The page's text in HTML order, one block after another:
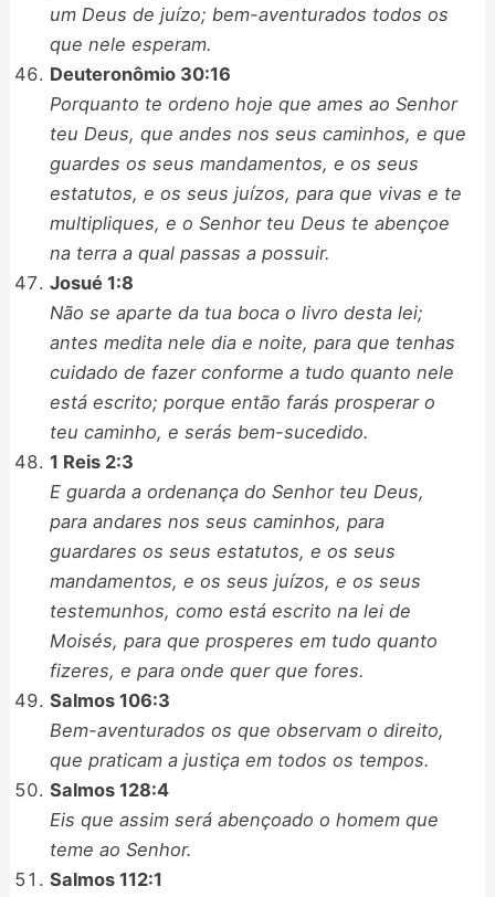
um Deus de juízo; bem-aventurados todos os
que nele esperam.
Deuteronômio 30:16
Porquanto te ordeno hoje que ames ao Senhor
teu Deus, que andes nos seus caminhos, e que
guardes os seus mandamentos, e os seus
estatutos, e os seus juízos, para que vivas e te
multipliques, e o Senhor teu Deus te abençoe
na terra a qual passas a possuir.
Josué 1:8
Não se aparte da tua boca o livro desta lei;
antes medita nele dia e noite, para que tenhas
cuidado de fazer conforme a tudo quanto nele
está escrito; porque então farás prosperar o
teu caminho, e serás bem-sucedido.
1 Reis 2:3
E guarda a ordenança do Senhor teu Deus,
para andares nos seus caminhos, para
guardares os seus estatutos, e os seus
mandamentos, e os seus juízos, e os seus
testemunhos, como está escrito na lei de
Moisés, para que prosperes em tudo quanto
fizeres, e para onde quer que fores.
Salmos 106:3
Bem-aventurados os que observam o direito,
que praticam a justiça em todos os tempos.
Salmos 128:4
Eis que assim será abençoado o homem que
teme ao Senhor.
Salmos 112:1